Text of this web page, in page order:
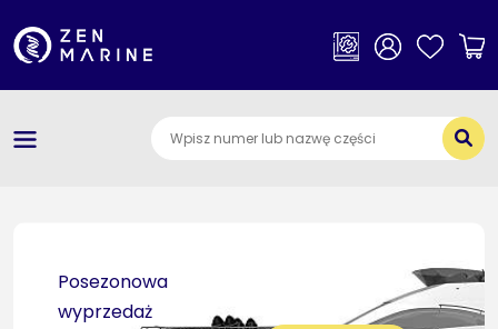
×
Posezonowa
wyprzedaż